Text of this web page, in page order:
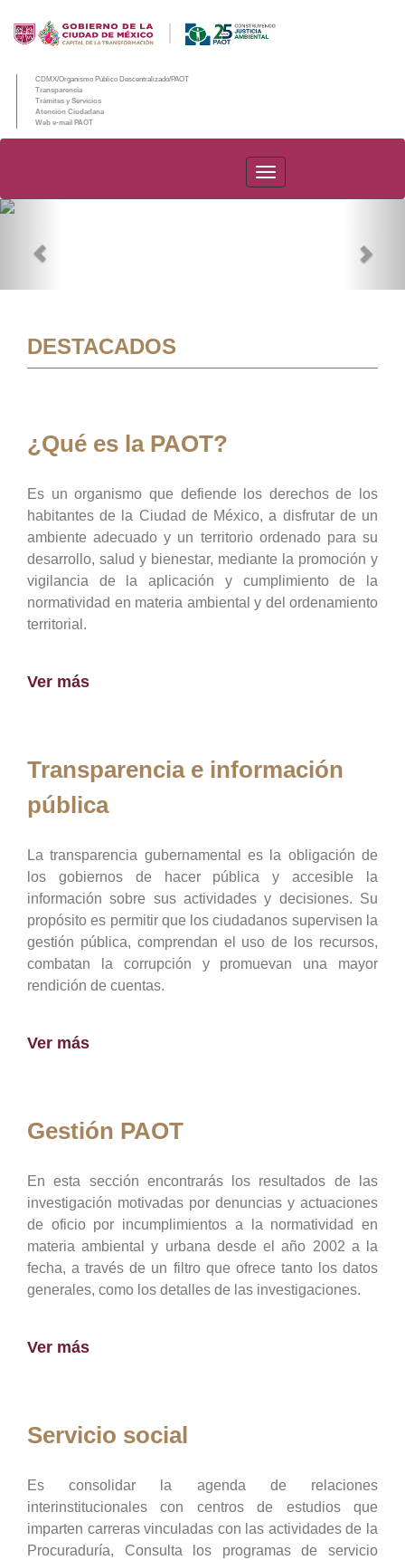
CDMX/Organismo Público Descentralizado/PAOT
Transparencia
Trámites y Servicios
Atención Ciudadana
Web e-mail PAOT
PAOT
DESTACADOS
¿Qué es la PAOT?
Es un organismo que defiende los derechos de los
habitantes de la Ciudad de México, a disfrutar de un
ambiente adecuado y un territorio ordenado para su
desarrollo, salud y bienestar, mediante la promoción y
vigilancia de la aplicación y cumplimiento de la
normatividad en materia ambiental y del ordenamiento
territorial.
Ver más
Transparencia e información
pública
La transparencia gubernamental es la obligación de
los gobiernos de hacer pública y accesible la
información sobre sus actividades y decisiones. Su
propósito es permitir que los ciudadanos supervisen la
gestión pública, comprendan el uso de los recursos,
combatan la corrupción y promuevan una mayor
rendición de cuentas.
Ver más
Gestión PAOT
En esta sección encontrarás los resultados de las
investigación motivadas por denuncias y actuaciones
de oficio por incumplimientos a la normatividad en
materia ambiental y urbana desde el año 2002 a la
fecha, a través de un filtro que ofrece tanto los datos
generales, como los detalles de las investigaciones.
Ver más
Servicio social
Es consolidar la agenda de relaciones
interinstitucionales con centros de estudios que
imparten carreras vinculadas con las actividades de la
Procuraduría, Consulta los programas de servicio